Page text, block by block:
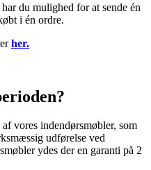
du mulighed for at sende én
i én ordre.
her.
vores indendørsmøbler, som
udførelse ved
ydes der en garanti på 2